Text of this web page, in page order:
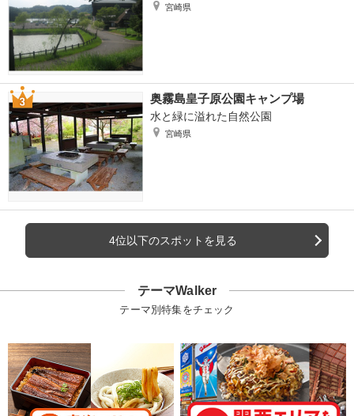
宮崎県
奥霧島皇子原公園キャンプ場
水と緑に溢れた自然公園
宮崎県
4位以下のスポットを見る
テーマWalker
テーマ別特集をチェック